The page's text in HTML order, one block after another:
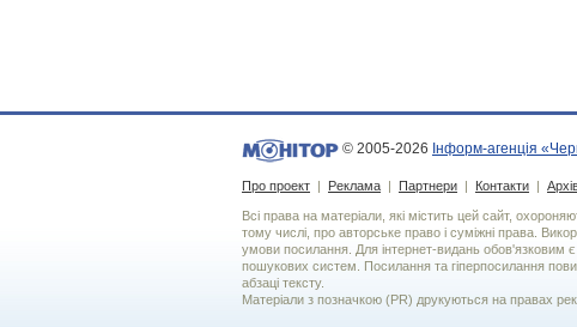
© 2005-2026 Інформ-агенція
Про проект | Реклама | Партнери | Контакти |
Всі права на матеріали, які містить цей сайт,
тому числі, про авторське право і суміжні права.
умови посилання. Для iнтернет-видань обов'язковим
пошукових систем. Посилання та гіперпосилання
абзаці тексту.
Матеріали з позначкою (PR) друкуються на правах